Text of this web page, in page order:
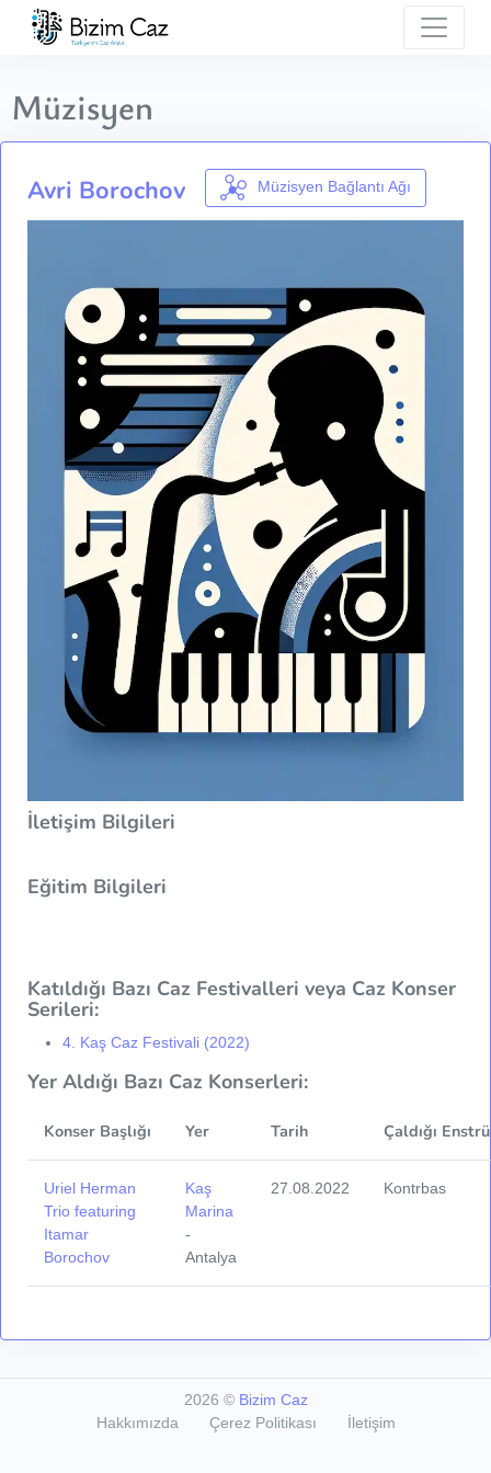
Müzisyen
Avri Borochov Müzisyen Bağlantı Ağı
İletişim Bilgileri
Eğitim Bilgileri
Katıldığı Bazı Caz Festivalleri veya Caz Konser
Serileri:
4. Kaş Caz Festivali (2022)
Yer Aldığı Bazı Caz Konserleri:
Konser Başlığı Yer Tarih Çaldığı
Uriel Herman
Trio featuring
Itamar
Borochov
Kaş
Marina
-
Antalya
27.08.2022 Kontrbas
2026 © Bizim Caz
Hakkımızda
Çerez Politikası İletişim